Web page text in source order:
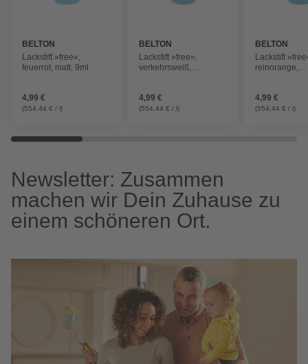
BELTON
Lackstift »free«,
feuerrot, matt, 9ml
4,99 €
(554,44 € / l)
BELTON
Lackstift »free«,
verkehrsweiß,
4,99 €
(554,44 € / l)
BELTON
Lackstift
reinorange,
4,99 €
(554,44 € / l)
Newsletter: Zusammen
machen wir Dein Zuhause zu
einem schöneren Ort.